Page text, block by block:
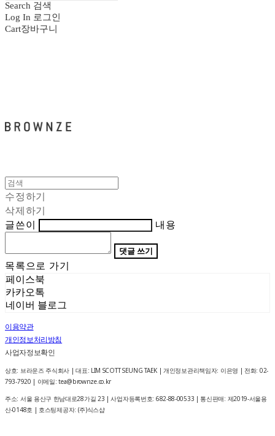
Search 검색
Log In 로그인
Cart장바구니
수정하기
삭제하기
글쓴이
내용
댓글 쓰기
목록으로 가기
페이스북
카카오톡
네이버 블로그
이용약관
개인정보처리방침
사업자정보확인
상호: 브라운즈 주식회사 | 대표: LIM SCOTT SEUNG TAEK | 개인정보관리책임자: 이은영 | 전화: 02-
793-7920 | 이메일: tea@brownze.co.kr
주소: 서울 용산구 한남대로28가길 23 | 사업자등록번호: 682-88-00533 | 통신판매: 제2019-서울용
산-0148호 | 호스팅제공자: (주)식스샵